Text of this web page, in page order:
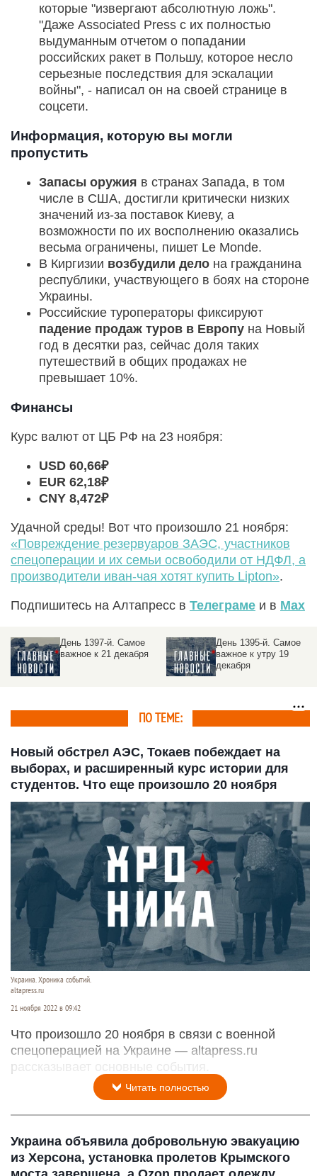
которые "извергают абсолютную ложь".
"Даже Associated Press с их полностью
выдуманным отчетом о попадании
российских ракет в Польшу, которое несло
серьезные последствия для эскалации
войны", - написал он на своей странице в
соцсети.
Информация, которую вы могли
пропустить
Запасы оружия в странах Запада, в том
числе в США, достигли критически низких
значений из-за поставок Киеву, а
возможности по их восполнению оказались
весьма ограничены, пишет Le Monde.
В Киргизии возбудили дело на гражданина
республики, участвующего в боях на стороне
Украины.
Российские туроператоры фиксируют
падение продаж туров в Европу на Новый
год в десятки раз, сейчас доля таких
путешествий в общих продажах не
превышает 10%.
Финансы
Курс валют от ЦБ РФ на 23 ноября:
USD 60,66₽
EUR 62,18₽
CNY 8,472₽
Удачной среды! Вот что произошло 21 ноября:
«Повреждение резервуаров ЗАЭС, участников
спецоперации и их семьи освободили от НДФЛ, а
производители иван-чая хотят купить Lipton».
Подпишитесь на Алтапресс в Телеграме и в Max
День 1395-й. Самое
важное к утру 19
День 1394-й. Самое
важное к утру 18
декабря
ПО ТЕМЕ:
Новый обстрел АЭС, Токаев побеждает на
выборах, и расширенный курс истории для
студентов. Что еще произошло 20 ноября
Украина. Хроника событий.
altapress.ru
21 ноября 2022 в 09:42
Что произошло 20 ноября в связи с военной
спецоперацией на Украине — altapress.ru
рассказывает основные события.
Читать полностью
Украина объявила добровольную эвакуацию
из Херсона, установка пролетов Крымского